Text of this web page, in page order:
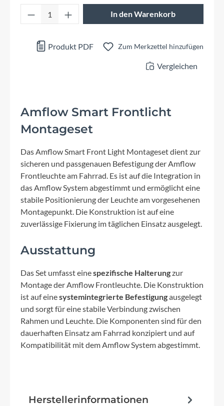
Produkt Anzahl: Gib den gewünschten
In den Warenkorb
Produkt PDF Zum Merkzettel hinzufügen
Vergleichen
Amflow Smart Frontlicht
Montageset
Das Amflow Smart Front Light Montageset dient zur
sicheren und passgenauen Befestigung der Amflow
Frontleuchte am Fahrrad. Es ist auf die Integration in
das Amflow System abgestimmt und ermöglicht eine
stabile Positionierung der Leuchte am vorgesehenen
Montagepunkt. Die Konstruktion ist auf eine
zuverlässige Fixierung im täglichen Einsatz ausgelegt.
Ausstattung
Das Set umfasst einespezifische Halterungzur
Montage der Amflow Frontleuchte. Die Konstruktion
ist auf einesystemintegrierte Befestigungausgelegt
und sorgt für eine stabile Verbindung zwischen
Rahmen und Leuchte. Die Komponenten sind für den
dauerhaften Einsatz am Fahrrad konzipiert und auf
Kompatibilität mit dem Amflow System abgestimmt.
Herstellerinformationen